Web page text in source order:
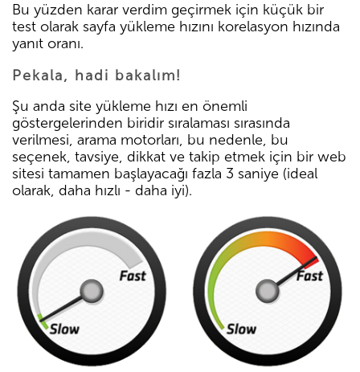
Bu yüzden karar verdim geçirmek için küçük bir
test olarak sayfa yükleme hızını korelasyon hızında
yanıt oranı.
Pekala, hadi bakalım!
Şu anda site yükleme hızı en önemli
göstergelerinden biridir sıralaması sırasında
verilmesi, arama motorları, bu nedenle, bu
seçenek, tavsiye, dikkat ve takip etmek için bir web
sitesi tamamen başlayacağı fazla 3 saniye (ideal
olarak, daha hızlı - daha iyi).